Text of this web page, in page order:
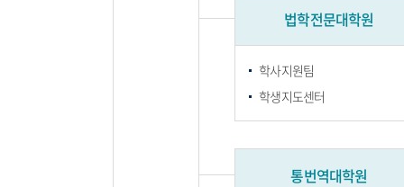
법학전문대학원
학사지원팀
학생지도센터
통번역대학원